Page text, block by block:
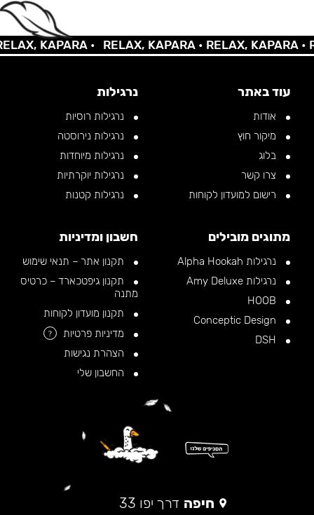
KAPARA • RELAX, KAPARA •RELAX, KAPARA •
עוד באתר
אודות
מיקור חוץ
בלוג
צרו קשר
רישום למועדון לקוחות
נרגילות
נרגילות רוסיות
נרגילות נירוסטה
נרגילות מיוחדות
נרגילות יוקרתיות
נרגילות קטנות
מתוגים מובילים
נרגילות Alpha Hookah
נרגילות Amy Deluxe
חשבון ומדיניות
תקנון אתר – תנאי שימוש
תקנון גיפטכארד – כרטיס
מתנה
תקנון מועדון לקוחות
מדיניות פרטיות
?
הצהרת נגישות
החשבון שלי
חיפה דרך יפו 33